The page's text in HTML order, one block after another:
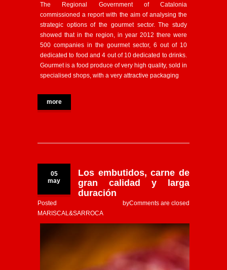
The Regional Government of Catalonia
commissioned a report with the aim of analysing the
strategic options of the gourmet sector. The study
showed that in the region, in year 2012 there were
500 companies in the gourmet sector, 6 out of 10
dedicated to food and 4 out of 10 dedicated to drinks.
Gourmet is a food produce of very high quality, sold in
specialised shops, with a very attractive packaging
more
05
may
Los embutidos, carne de
gran calidad y larga
duración
Comments are closed
Posted by
MARISCAL&SARROCA